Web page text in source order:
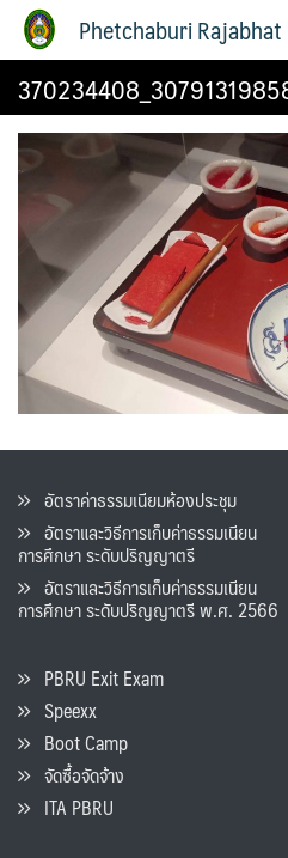
Phetchaburi
อัตราค่าธรรมเนียมห้องประชุม
อัตราและวิธีการเก็บค่าธรรมเนียน
การศึกษา ระดับปริญญาตรี
อัตราและวิธีการเก็บค่าธรรมเนียน
การศึกษา ระดับปริญญาตรี พ.ศ. 2566
PBRU Exit Exam
Speexx
Boot Camp
จัดซื้อจัดจ้าง
ITA PBRU